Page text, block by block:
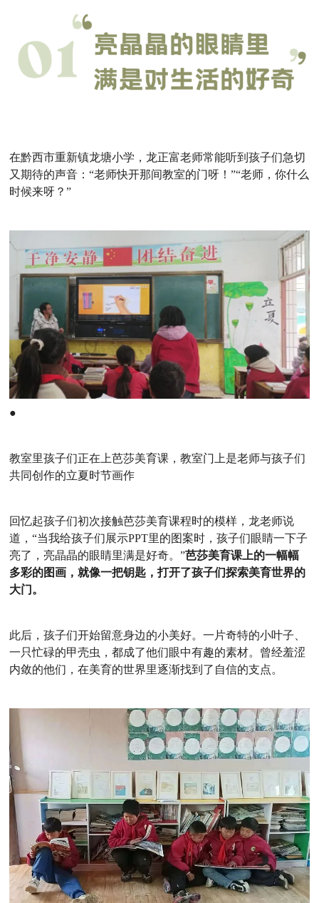
在黔西市重新镇龙塘小学，龙正富老师常能听到孩子们急切
又期待的声音：“老师快开那间教室的门呀！”“老师，你什么
时候来呀？”
●
教室里孩子们正在上芭莎美育课，教室门上是老师与孩子们
共同创作的立夏时节画作
回忆起孩子们初次接触芭莎美育课程时的模样，龙老师说
道，“当我给孩子们展示PPT里的图案时，孩子们眼睛一下子
亮了，亮晶晶的眼睛里满是好奇。”芭莎美育课上的一幅幅
多彩的图画，就像一把钥匙，打开了孩子们探索美育世界的
大门。
此后，孩子们开始留意身边的小美好。一片奇特的小叶子、
一只忙碌的甲壳虫，都成了他们眼中有趣的素材。曾经羞涩
内敛的他们，在美育的世界里逐渐找到了自信的支点。